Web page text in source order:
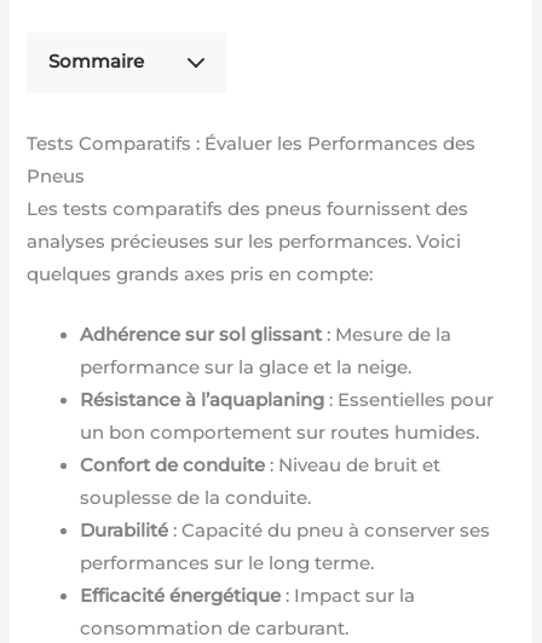
Sommaire
Tests Comparatifs : Évaluer les Performances des
Pneus
Les tests comparatifs des pneus fournissent des
analyses précieuses sur les performances. Voici
quelques grands axes pris en compte:
Adhérence sur sol glissant: Mesure de la
performance sur la glace et la neige.
Résistance à l’aquaplaning : Essentielles pour
un bon comportement sur routes humides.
Confort de conduite : Niveau de bruit et
souplesse de la conduite.
Durabilité : Capacité du pneu à conserver ses
performances sur le long terme.
Efficacité énergétique : Impact sur la
consommation de carburant.